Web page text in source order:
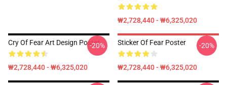
₩2,728,440 - ₩6,325,020
Cry Of Fear Art Design Poster
₩2,728,440 - ₩6,325,020
-20% Sticker Of Fear Poster
₩2,728,440 - ₩6,325,020
-20%